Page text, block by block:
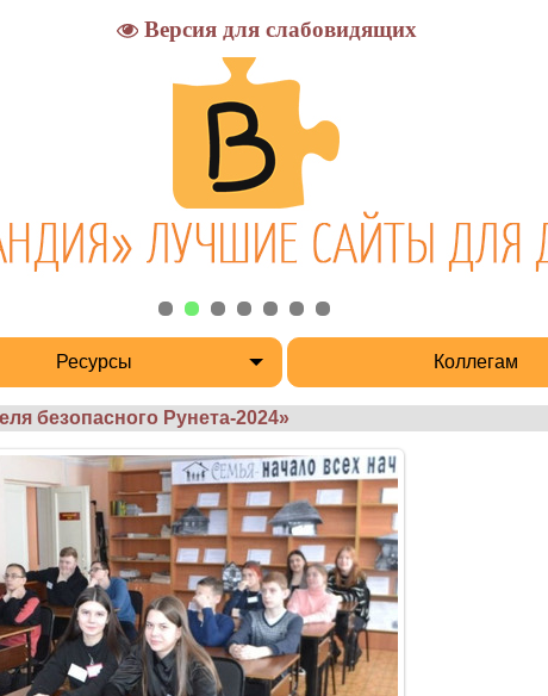
Версия для слабовидящих
Ресурсы Коллегам
безопасного Рунета-2024»